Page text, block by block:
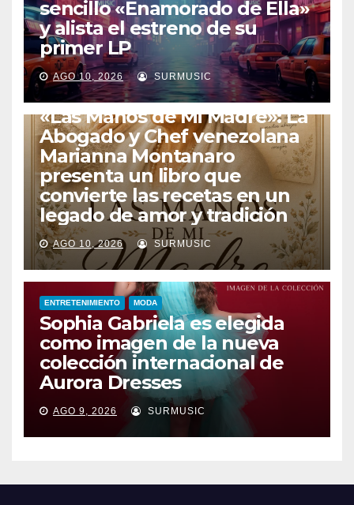
sencillo «Enamorado de Ella»
y alista el estreno de su
primer LP
AGO 10, 2026 SURMUSIC
ESTADOS UNIDOS LIBROS
«Las Manos de Mi Madre»: La
Abogado y Chef venezolana
Marianna Montanaro
presenta un libro que
convierte las recetas en un
legado de amor y tradición
AGO 10, 2026 SURMUSIC
ENTRETENIMIENTO MODA
Sophia Gabriela es elegida
como imagen de la nueva
colección internacional de
Aurora Dresses
AGO 9, 2026 SURMUSIC